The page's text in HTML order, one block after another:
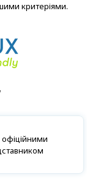
критеріями.